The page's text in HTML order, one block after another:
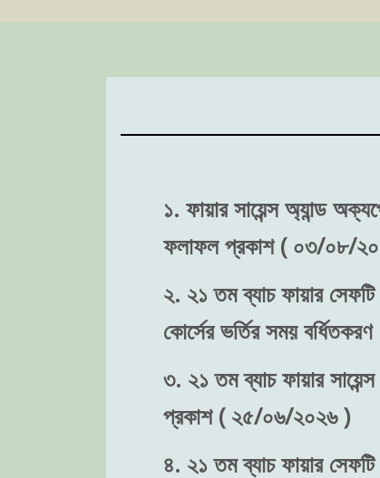
১. ফায়ার সায়েন্স অ্যান্ড
ফলাফল প্রকাশ ( ০৩/০৮/
২. ২১ তম ব্যাচ ফায়ার সেফটি
কোর্সের ভর্তির সময়
৩. ২১ তম ব্যাচ ফায়ার
প্রকাশ ( ২৫/০৬/২০২৬ )
৪. ২১ তম ব্যাচ ফায়ার সেফটি